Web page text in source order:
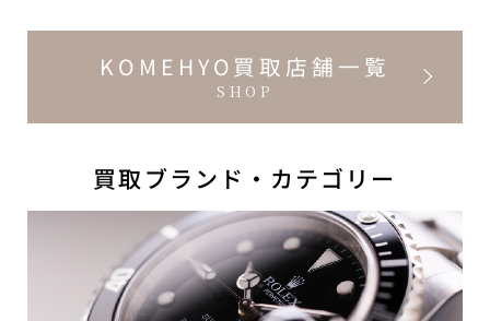
KOMEHYO買取店舗一覧
SHOP
買取ブランド・カテゴリー